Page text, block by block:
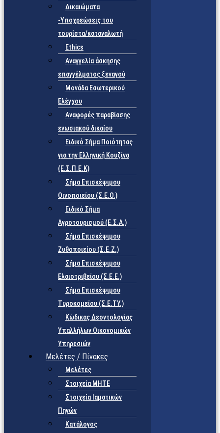
Δικαιώματα
-Υποχρεώσεις του
τουρίστα/καταναλωτή
Ethics
Αναγγελία άσκησης
επαγγέλματος ξεναγού
Μονάδα Εσωτερικού
Ελέγχου
Αναφορές παραβίασης
ενωσιακού δικαίου
Ειδικό Σήμα Ποιότητας
για την Ελληνική Κουζίνα
(Ε.Σ.Π.Ε.Κ)
Σήμα Επισκέψιμου
Οινοποιείου (Σ.Ε.Ο.)
Ειδικό Σήμα
Αγροτουρισμού (Ε.Σ.Α.)
Σήμα Επισκέψιμου
Ζυθοποιείου (Σ.Ε.Ζ.)
Σήμα Επισκέψιμου
Ελαιοτριβείου (Σ.Ε.Ε.)
Σήμα Επισκέψιμου
Τυροκομείου (Σ.Ε.TY.)
Κώδικας Δεοντολογίας
Υπαλλήλων Οικονομικών
Υπηρεσιών
Μελέτες / Πίνακες
Μελέτες
Στοιχεία ΜΗΤΕ
Στοιχεία Ιαματικών
Πηγών
Κατάλογος